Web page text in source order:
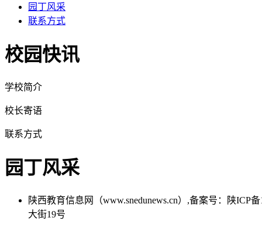
园丁风采
联系方式
校园快讯
学校简介
校长寄语
联系方式
园丁风采
陕西教育信息网（www.snedunews.cn）,备案号：陕ICP
大街19号